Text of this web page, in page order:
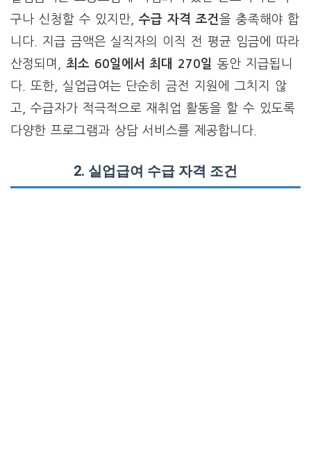
구나 신청할 수 있지만,수급 자격 조건을 충족해야 합
니다. 지급 금액은 실직자의 이직 전 평균 임금에 따라
산정되며, 최소 60일에서 최대 270일 동안 지급됩니
다. 또한, 실업급여는 단순히 금전 지원에 그치지 않
고, 수급자가 적극적으로 재취업 활동을 할 수 있도록
다양한 프로그램과 상담 서비스를 제공합니다.
2. 실업급여 수급 자격 조건